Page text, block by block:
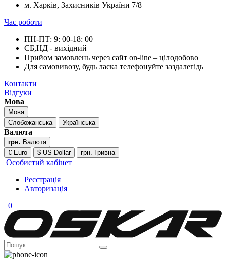
м. Харків, Захисників України 7/8
Час роботи
ПН-ПТ: 9: 00-18: 00
СБ,НД - вихідний
Прийом замовлень через сайт on-line – цілодобово
Для самовивозу, будь ласка телефонуйте заздалегідь
Контакти
Відгуки
Мова
Мова
Слобожанська
Українська
Валюта
грн. Валюта
€ Euro
$ US Dollar грн. Гривна
Особистий кабінет
Реєстрація
Авторизація
0